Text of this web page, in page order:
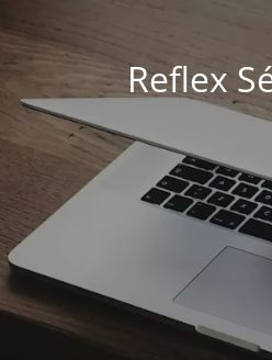
Reflex